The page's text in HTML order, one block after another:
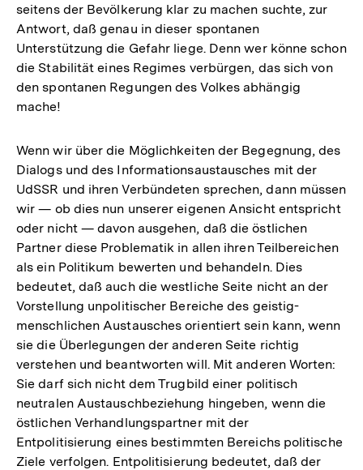
seitens der Bevölkerung klar zu machen suchte, zur
Antwort, daß genau in dieser spontanen
Unterstützung die Gefahr liege. Denn wer könne schon
die Stabilität eines Regimes verbürgen, das sich von
den spontanen Regungen des Volkes abhängig
mache!
Wenn wir über die Möglichkeiten der Begegnung, des
Dialogs und des Informationsaustausches mit der
UdSSR und ihren Verbündeten sprechen, dann müssen
wir — ob dies nun unserer eigenen Ansicht entspricht
oder nicht — davon ausgehen, daß die östlichen
Partner diese Problematik in allen ihren Teilbereichen
als ein Politikum bewerten und behandeln. Dies
bedeutet, daß auch die westliche Seite nicht an der
Vorstellung unpolitischer Bereiche des geistig-
menschlichen Austausches orientiert sein kann, wenn
sie die Überlegungen der anderen Seite richtig
verstehen und beantworten will. Mit anderen Worten:
Sie darf sich nicht dem Trugbild einer politisch
neutralen Austauschbeziehung hingeben, wenn die
östlichen Verhandlungspartner mit der
Entpolitisierung eines bestimmten Bereichs politische
Ziele verfolgen. Entpolitisierung bedeutet, daß der